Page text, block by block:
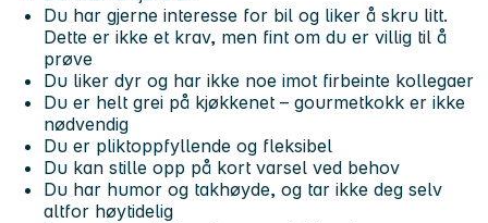
Du har gjerne interesse for bil og liker å skru litt.
Dette er ikke et krav, men fint om du er villig til å
prøve
Du liker dyr og har ikke noe imot firbeinte kollegaer
Du er helt grei på kjøkkenet – gourmetkokk er ikke
nødvendig
Du er pliktoppfyllende og fleksibel
Du kan stille opp på kort varsel ved behov
Du har humor og takhøyde, og tar ikke deg selv
altfor høytidelig